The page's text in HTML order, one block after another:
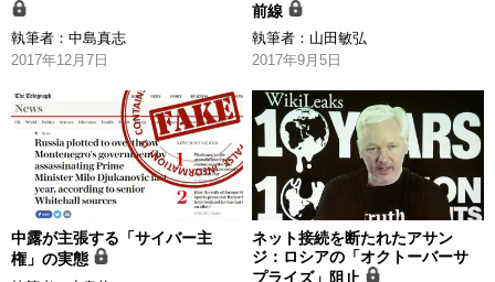
執筆者： 中島真志
2017年12月7日
前線
執筆者： 山田敏弘
2017年9月5日
中露が主張する「サイバー主
権」の実態
ネット接続を断たれたアサン
ジ：ロシアの「オクトーバーサ
プライズ」阻止